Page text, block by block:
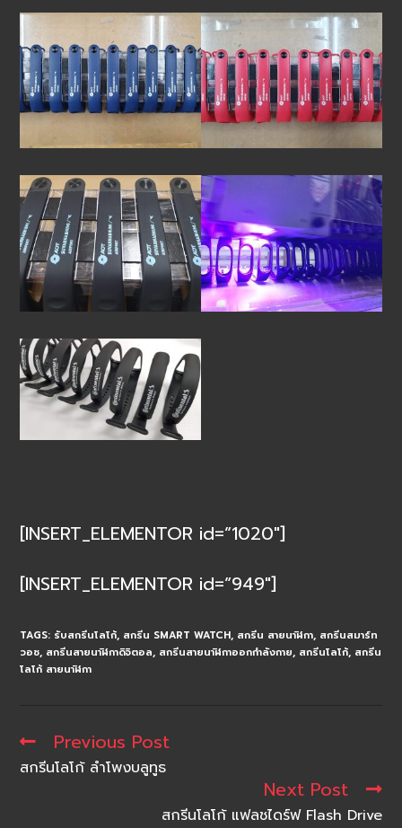
[INSERT_ELEMENTOR id=”1020″]
[INSERT_ELEMENTOR id=”949″]
TAGS: รับสกรีนโลโก้, สกรีน SMART WATCH, สกรีน สายนาฬิกา, สกรีนสมาร์ท
วอช, สกรีนสายนาฬิกาดิจิตอล, สกรีนสายนาฬิกาออกกำลังกาย, สกรีนโลโก้, สกรีน
โลโก้ สายนาฬิกา
Read
more
articles
Previous Post
สกรีนโลโก้ ลำโพงบลูทูธ
Next Post
สกรีนโลโก้ แฟลชไดร์ฟ Flash Drive